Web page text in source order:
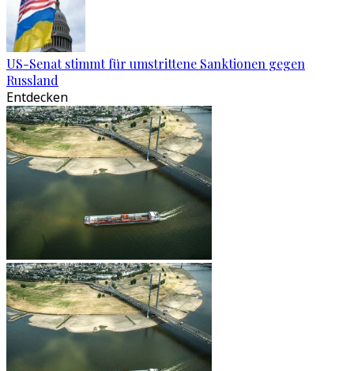
US-Senat stimmt für umstrittene Sanktionen gegen
Russland
Entdecken